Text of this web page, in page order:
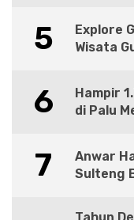
5
Explore
Wisata
6
Hampir
di Palu
7
Anwar
Sulteng